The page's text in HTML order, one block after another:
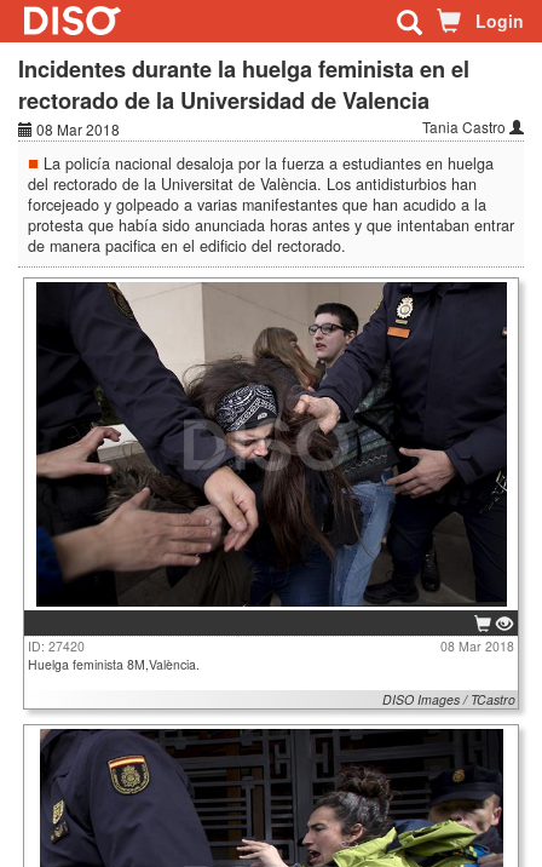
Login
Incidentes durante la huelga feminista en el
rectorado de la Universidad de Valencia
08 Mar 2018 Tania Castro
La policía nacional desaloja por la fuerza a estudiantes en huelga
del rectorado de la Universitat de València. Los antidisturbios han
forcejeado y golpeado a varias manifestantes que han acudido a la
protesta que había sido anunciada horas antes y que intentaban entrar
de manera pacifica en el edificio del rectorado.
ID: 27420
08 Mar 2018
Huelga feminista 8M,València.
DISO Images / TCastro